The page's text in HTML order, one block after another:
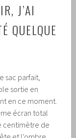
J’AI
QUELQUE
sac parfait,
sortie en
en ce moment.
écran total
centimètre de